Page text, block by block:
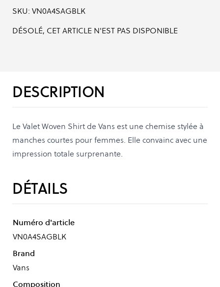
SKU: VN0A4SAGBLK
DÉSOLÉ, CET ARTICLE N'EST PAS DISPONIBLE
DESCRIPTION
Le Valet Woven Shirt de Vans est une chemise stylée à
manches courtes pour femmes. Elle convainc avec une
impression totale surprenante.
DÉTAILS
Numéro d'article
VN0A4SAGBLK
Brand
Vans
Composition